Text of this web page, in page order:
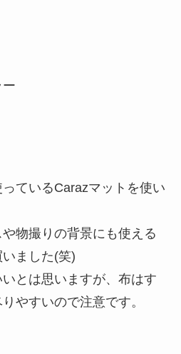
ているCarazマットを使い
物撮りの背景にも使える
ました(笑)
とは思いますが、布はす
やすいので注意です。